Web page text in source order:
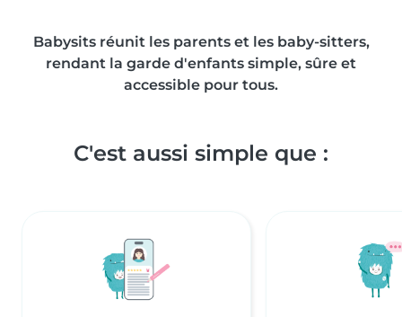
Babysits réunit les parents et les baby-sitters,
rendant la garde d'enfants simple, sûre et
accessible pour tous.
C'est aussi simple que :